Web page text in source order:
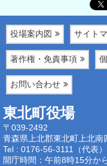
役場案内図 サイト
著作権・免責事項
お問い合わせ
東北町役場
〒039-2492
青森県上北郡東北町上北南
Tel : 0176-56-3111（代表）
開庁時間：午前8時15分か